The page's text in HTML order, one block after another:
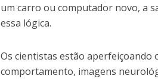
um carro ou computador novo, a
essa lógica.
Os cientistas estão aperfeiçoando
comportamento, imagens